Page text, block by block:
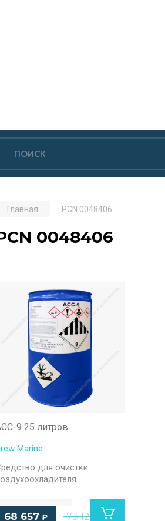
Главная PCN 0048406
0048406
9 25 литров
Marine
для очистки
73 125
68 657 ₽